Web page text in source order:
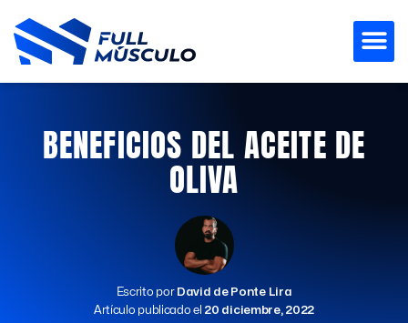
contenido
BENEFICIOS DEL ACEITE DE
OLIVA
Escrito porDavid de Ponte Lira
Artículo publicado el 20 diciembre, 2022